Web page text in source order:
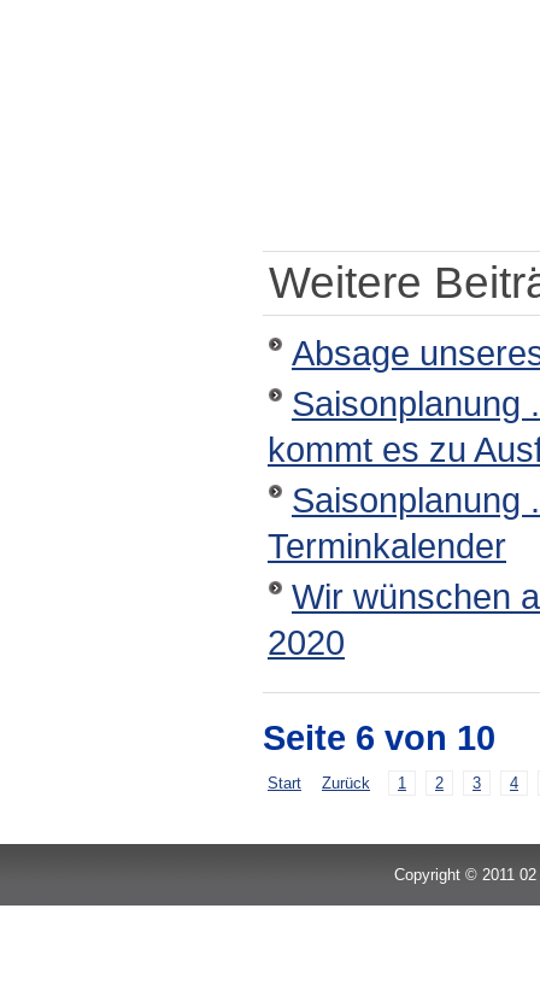
Weitere
Absage
Saisonplanung
kommt es zu
Saisonplanung
Terminkalender
Wir wünschen
2020
Seite 6 von 10
Start Zurück 1 2 3 4
Copyright © 2011